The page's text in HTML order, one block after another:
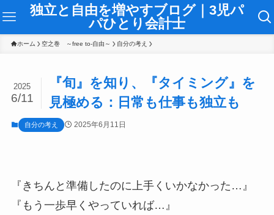
独立と自由を増やすブログ｜3児パ
パひとり会計士
ホーム 空之巻 ～free to-自由～ 自分の考え
『旬』を知り、『タイミング』を
見極める：日常も仕事も独立も
2025
6/11
自分の考え 2025年6月11日
『きちんと準備したのに上手くいかなかった…』
『もう一歩早くやっていれば…』